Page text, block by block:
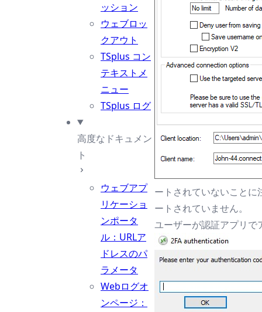
ッション
ウェブロッ
クアウト
TSplus コン
テキストメ
ニュー
TSplus ログ
高度なドキュメン
ト
ウェブアプ
リケーショ
ンポータ
ル：URLア
ドレスのパ
ラメータ
Webログオ
ンページ：
ートされていないこと
ートされていません。
ユーザーが認証アプリで